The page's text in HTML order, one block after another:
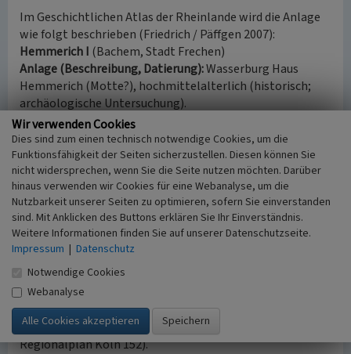
Im Geschichtlichen Atlas der Rheinlande wird die Anlage
wie folgt beschrieben (Friedrich / Päffgen 2007):
Hemmerich I (Bachem, Stadt Frechen)
Anlage (Beschreibung, Datierung):Wasserburg Haus
Hemmerich (Motte?), hochmittelalterlich (historisch;
archäologische Untersuchung).
Bausubstanz:Aufgeschütteter Hügel, darauf Ruine eines
spätromanischen, fast quadratischen Wohnturms.
Historische Überlieferung:Sitz der adligen Familie von
Bachem (1178 alsnobiles virigenannt); 1326 Lehen und
Offenhaus der Grafen von Jülich.
Archäologische Untersuchung:Ausgrabungen im Burghof
1974, Fundament eines staufischen Wohnturmes.
Hinweis
Das Objekt „Burg Hemmerich“ ist ein eingetragenes
Bodendenkmal (laufende Nr. 10) und wertgebendes
Merkmal des historischen Kulturlandschaftsbereiches
Neuhemmerichbei Bachem (Kulturlandschaftsbereich
Regionalplan Köln 152).
Wir verwenden Cookies
Dies sind zum einen technisch notwendige Cookies, um die
Funktionsfähigkeit der Seiten sicherzustellen. Diesen können Sie
nicht widersprechen, wenn Sie die Seite nutzen möchten. Darüber
hinaus verwenden wir Cookies für eine Webanalyse, um die
Nutzbarkeit unserer Seiten zu optimieren, sofern Sie einverstanden
sind. Mit Anklicken des Buttons erklären Sie Ihr Einverständnis.
Weitere Informationen finden Sie auf unserer Datenschutzseite.
Impressum | Datenschutz
Notwendige Cookies
Webanalyse